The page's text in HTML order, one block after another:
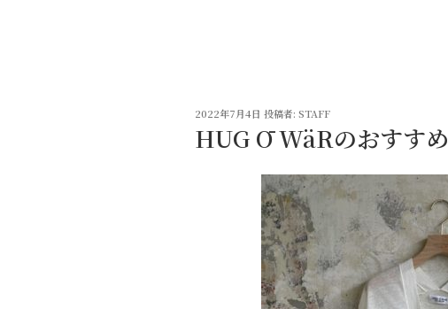
投
日:
2022年7月4日 投稿者: STAFF
HUG Ō WäRのおすすめ